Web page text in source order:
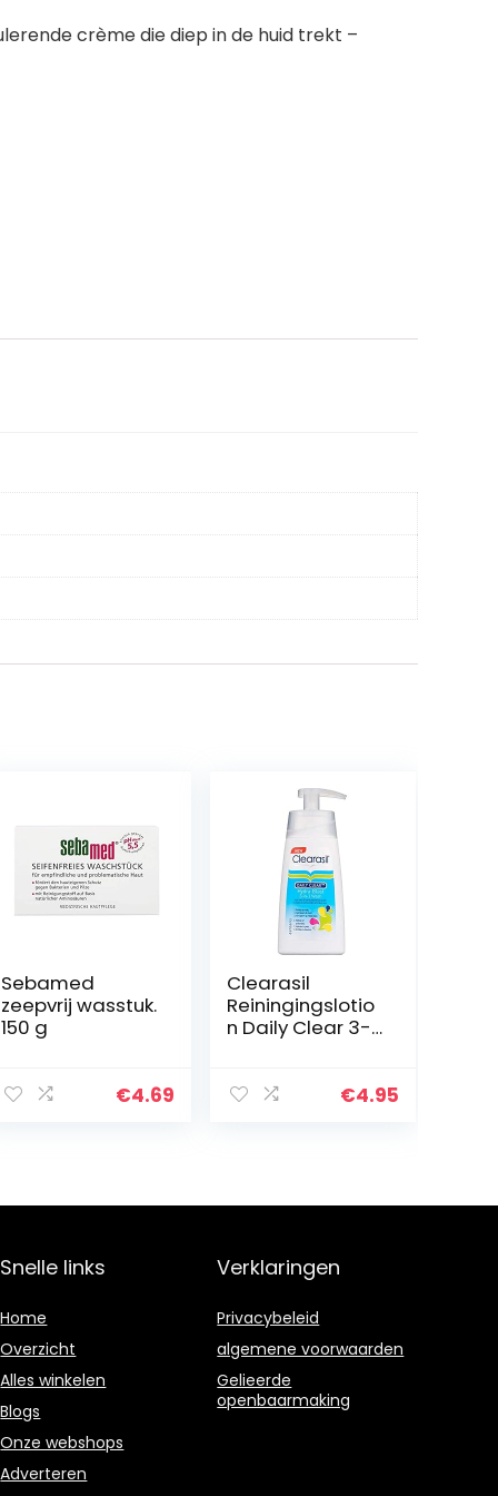
crème die diep in de huid trekt –
Sebamed
zeepvrij wasstuk.
150 g
€4.69
Clearasil
Reiningingslotio
n Daily Clear 3-
€4.95
Snelle links
Home
Overzicht
Alles winkelen
Blogs
Onze webshops
Adverteren
Verklaringen
Privacybeleid
algemene voorwaarden
Gelieerde
openbaarmaking